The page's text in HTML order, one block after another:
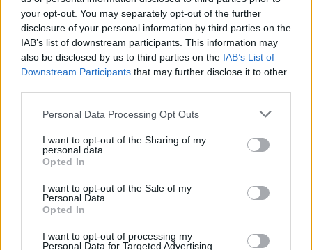
your opt-out. You may separately opt-out of the further
disclosure of your personal information by third parties on the
IAB’s list of downstream participants. This information may
also be disclosed by us to third parties on the IAB’s List of
Downstream Participants that may further disclose it to other
Personal Data Processing Opt Outs
I want to opt-out of the Sharing of my
personal data.
Opted In
I want to opt-out of the Sale of my
Personal Data.
Opted In
I want to opt-out of processing my
Personal Data for Targeted Advertising.
POWIĄZANE
Tematy pielęgnacja dziecka rozwój dziecka
pielęgnacja skóra dziecka
Reklama: